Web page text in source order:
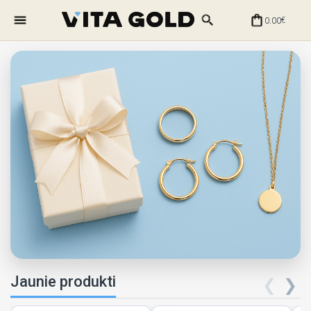
0.00€
Jaunie produkti ❮ ❯